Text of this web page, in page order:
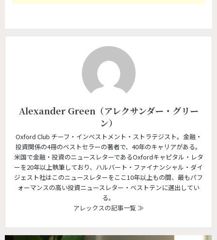
Alexander Green（アレクサンダー・グリー
ン）
Oxford Club チーフ・インベストメント・ストラテジスト。金融・
投資関係の4冊のベストセラーの著者で、40年のキャリアがある。
米国で金融・投資のニュースレターであるOxfordキャピタル・レタ
ーを20年以上執筆しており、ハルバート・ファイナンシャル・ダイ
ジェスト社はこのニュースレターをここ10年以上もの間、最もパフ
ォーマンスの高い投資ニュースレター・ベストテンに選出してい
る。
アレックスの記事一覧 ≫